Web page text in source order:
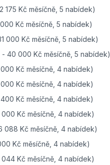
175 Kč měsíčně, 5 nabídek)
Kč měsíčně, 5 nabídek)
000 Kč měsíčně, 5 nabídek)
- 40 000 Kč měsíčně, 5 nabídek)
Kč měsíčně, 4 nabídek)
Kč měsíčně, 4 nabídek)
Kč měsíčně, 4 nabídek)
Kč měsíčně, 4 nabídek)
088 Kč měsíčně, 4 nabídek)
Kč měsíčně, 4 nabídek)
Kč měsíčně, 4 nabídek)